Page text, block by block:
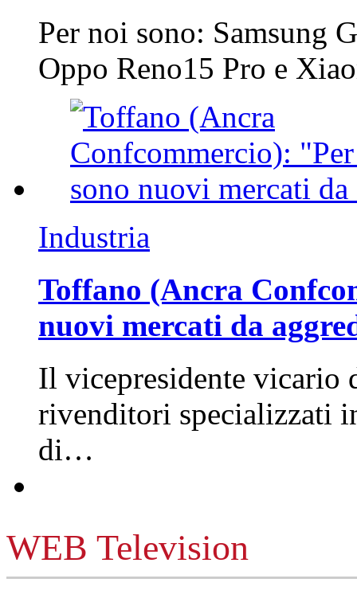
Per noi sono: Samsung
Oppo Reno15 Pro e
Industria
Toffano (Ancra
nuovi mercati da
Il vicepresidente vicario
rivenditori specializzati
di…
WEB Television